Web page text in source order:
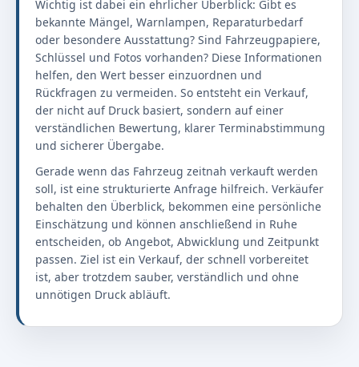
Wichtig ist dabei ein ehrlicher Überblick: Gibt es
bekannte Mängel, Warnlampen, Reparaturbedarf
oder besondere Ausstattung? Sind Fahrzeugpapiere,
Schlüssel und Fotos vorhanden? Diese Informationen
helfen, den Wert besser einzuordnen und
Rückfragen zu vermeiden. So entsteht ein Verkauf,
der nicht auf Druck basiert, sondern auf einer
verständlichen Bewertung, klarer Terminabstimmung
und sicherer Übergabe.
Gerade wenn das Fahrzeug zeitnah verkauft werden
soll, ist eine strukturierte Anfrage hilfreich. Verkäufer
behalten den Überblick, bekommen eine persönliche
Einschätzung und können anschließend in Ruhe
entscheiden, ob Angebot, Abwicklung und Zeitpunkt
passen. Ziel ist ein Verkauf, der schnell vorbereitet
ist, aber trotzdem sauber, verständlich und ohne
unnötigen Druck abläuft.